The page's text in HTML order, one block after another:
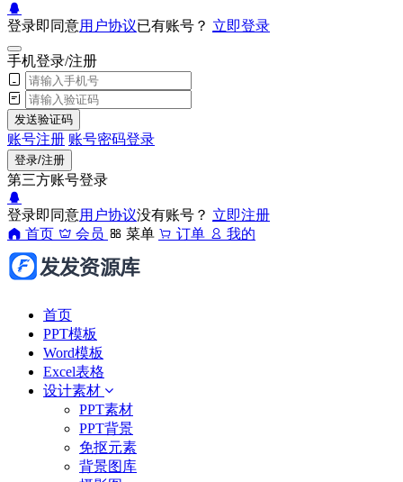
登录即同意用户协议已有账号？ 立即登录
手机登录/注册
发送验证码
账号注册 账号密码登录
登录/注册
第三方账号登录
登录即同意用户协议没有账号？ 立即注册
首页
会员 菜单 订单 我的
首页
PPT模板
Word模板
Excel表格
设计素材
PPT素材
PPT背景
免抠元素
背景图库